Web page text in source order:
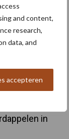
and content,
research,
data, and
accepteren
gewild
van schijven
in